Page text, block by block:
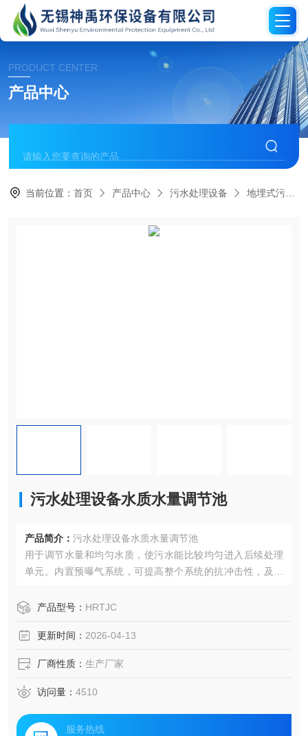
PRODUCT CENTER
产品中心
当前位置：首页 产品中心 污水处理设备 地埋式污水处理设备
污水处理设备水质水量调节池
产品简介： 污水处理设备水质水量调节池
用于调节水量和均匀水质，使污水能比较均匀进入后续处理
单元。内置预曝气系统，可提高整个系统的抗冲击性，及减
设计规模，污水池内设置潜污泵，用以将污水提升送至后续
产品型号： HRTJC
更新时间： 2026-04-13
厂商性质： 生产厂家
访问量： 4510
服务热线